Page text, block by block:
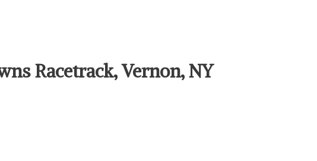
Racetrack, Vernon, NY